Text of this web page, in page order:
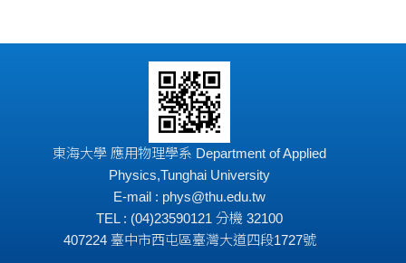
東海大學 應用物理學系 Department of Applied
Physics,Tunghai University
E-mail : phys@thu.edu.tw
TEL : (04)23590121 分機 32100
407224 臺中市西屯區臺灣大道四段1727號